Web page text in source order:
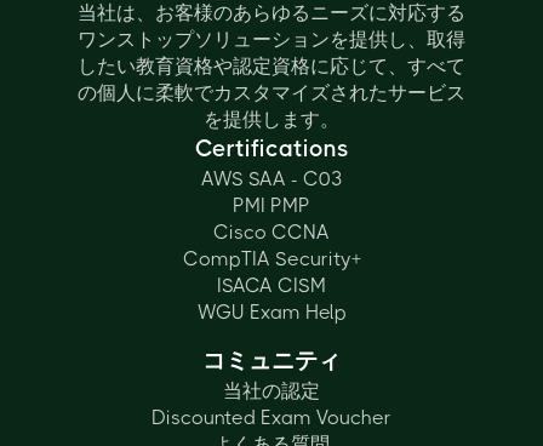
当社は、お客様のあらゆるニーズに対応する
ワンストップソリューションを提供し、取得
したい教育資格や認定資格に応じて、すべて
の個人に柔軟でカスタマイズされたサービス
を提供します。
Certifications
AWS SAA - C03
PMI PMP
Cisco CCNA
CompTIA Security+
ISACA CISM
WGU Exam Help
コミュニティ
当社の認定
Discounted Exam Voucher